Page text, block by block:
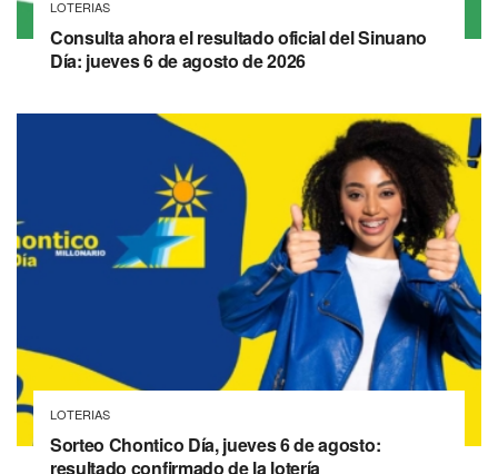
LOTERIAS
Consulta ahora el resultado oficial del Sinuano
Día: jueves 6 de agosto de 2026
LOTERIAS
Sorteo Chontico Día, jueves 6 de agosto:
resultado confirmado de la lotería